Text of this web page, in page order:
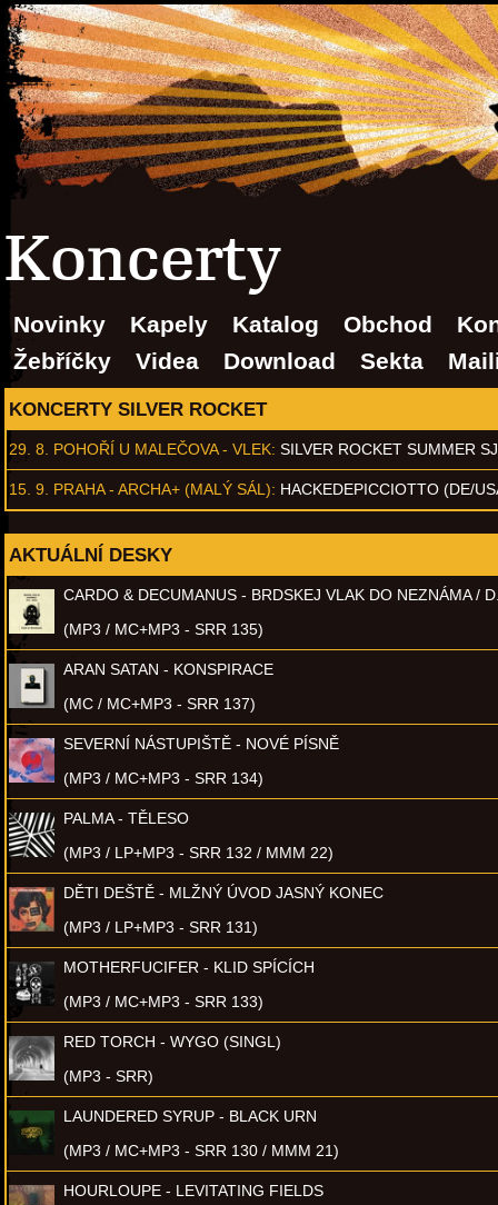
Koncerty
Novinky Kapely Katalog Obchod
Žebříčky
Videa Download Sekta
KONCERTY SILVER ROCKET
29. 8. POHOŘÍ U MALEČOVA - VLEK: SILVER ROCKET SUMMER
15. 9. PRAHA - ARCHA+ (MALÝ SÁL): HACKEDEPICCIOTTO (DE/
AKTUÁLNÍ DESKY
CARDO & DECUMANUS - BRDSKEJ VLAK DO NEZNÁMA /
(MP3 / MC+MP3 - SRR 135)
ARAN SATAN - KONSPIRACE
(MC / MC+MP3 - SRR 137)
SEVERNÍ NÁSTUPIŠTĚ - NOVÉ PÍSNĚ
(MP3 / MC+MP3 - SRR 134)
PALMA - TĚLESO
(MP3 / LP+MP3 - SRR 132 / MMM 22)
DĚTI DEŠTĚ - MLŽNÝ ÚVOD JASNÝ KONEC
(MP3 / LP+MP3 - SRR 131)
MOTHERFUCIFER - KLID SPÍCÍCH
(MP3 / MC+MP3 - SRR 133)
RED TORCH - WYGO (SINGL)
(MP3 - SRR)
LAUNDERED SYRUP - BLACK URN
(MP3 / MC+MP3 - SRR 130 / MMM 21)
HOURLOUPE - LEVITATING FIELDS